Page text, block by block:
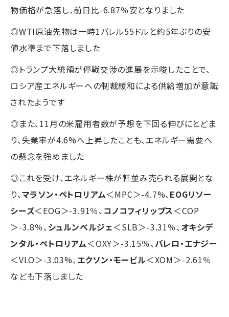
物価格が急落し、前日比-6.87％安となりました
◎WTI原油先物は一時1バレル55ドルと約5年ぶりの安
値水準まで下落しました
◎トランプ大統領が停戦交渉の進展を示唆したことで、
ロシア産エネルギーへの制裁緩和による供給増加が意識
されたようです
◎また、11月の米雇用者数が予想を下回る伸びにとどま
り、失業率が4.6%へ上昇したことも、エネルギー需要へ
の懸念を強めました
◎これを受け、エネルギー株が軒並み売られる展開とな
り、マラソン・ペトロリアム＜MPC＞-4.7%、 EOGリソー
シーズ＜EOG＞-3.91％、 コノコフィリップス＜COP
＞-3.8％、 シュルンベルジェ＜SLB＞-3.31％、 オキシデ
ンタル・ペトロリアム＜OXY＞-3.15％、 バレロ・エナジー
＜VLO＞-3.03%、 エクソン・モービル＜XOM＞-2.61％
なども下落しました